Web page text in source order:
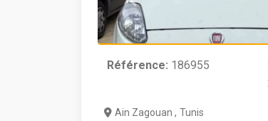
Référence: 186955
Ain Zagouan , Tunis